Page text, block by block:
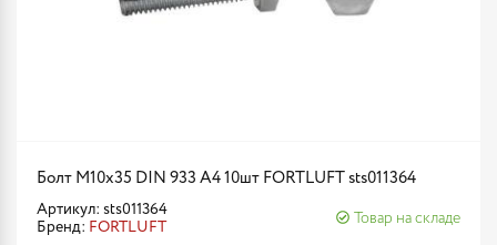
Болт М10х35 DIN 933 A4 10шт FORTLUFT sts011364
Артикул: sts011364
Бренд: FORTLUFT
Товар на складе